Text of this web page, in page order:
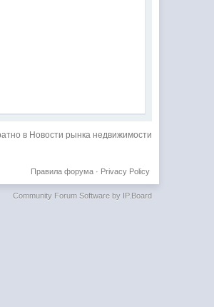
в Новости рынка недвижимости
Privacy Policy
Правила форума·
Community Forum Software by IP.Board